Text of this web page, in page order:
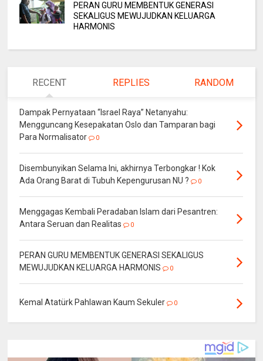
PERAN GURU MEMBENTUK GENERASI
SEKALIGUS MEWUJUDKAN KELUARGA
HARMONIS
RECENT REPLIES RANDOM
Dampak Pernyataan “Israel Raya” Netanyahu:
Mengguncang Kesepakatan Oslo dan Tamparan bagi
Para Normalisator
0
Disembunyikan Selama Ini, akhirnya Terbongkar ! Kok
Ada Orang Barat di Tubuh Kepengurusan NU ?
0
Menggagas Kembali Peradaban Islam dari Pesantren:
Antara Seruan dan Realitas
0
PERAN GURU MEMBENTUK GENERASI SEKALIGUS
MEWUJUDKAN KELUARGA HARMONIS
0
Kemal Atatürk Pahlawan Kaum Sekuler 0